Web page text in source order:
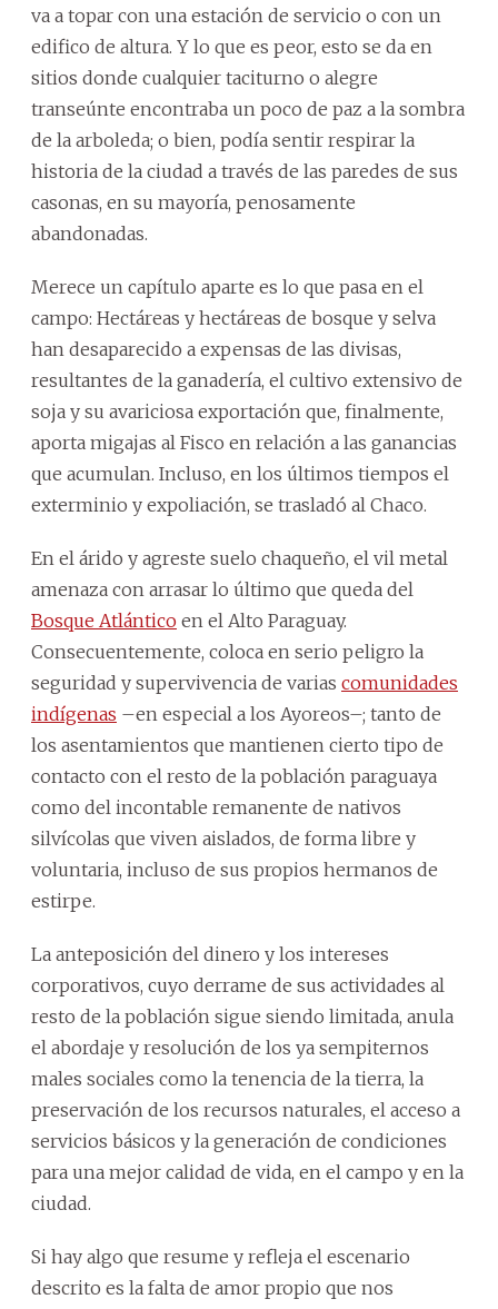
va a topar con una estación de servicio o con un
edifico de altura. Y lo que es peor, esto se da en
sitios donde cualquier taciturno o alegre
transeúnte encontraba un poco de paz a la sombra
de la arboleda; o bien, podía sentir respirar la
historia de la ciudad a través de las paredes de sus
casonas, en su mayoría, penosamente
abandonadas.
Merece un capítulo aparte es lo que pasa en el
campo: Hectáreas y hectáreas de bosque y selva
han desaparecido a expensas de las divisas,
resultantes de la ganadería, el cultivo extensivo de
soja y su avariciosa exportación que, finalmente,
aporta migajas al Fisco en relación a las ganancias
que acumulan. Incluso, en los últimos tiempos el
exterminio y expoliación, se trasladó al Chaco.
En el árido y agreste suelo chaqueño, el vil metal
amenaza con arrasar lo último que queda del
Bosque Atlántico en el Alto Paraguay.
Consecuentemente, coloca en serio peligro la
seguridad y supervivencia de varias comunidades
indígenas –en especial a los Ayoreos–; tanto de
los asentamientos que mantienen cierto tipo de
contacto con el resto de la población paraguaya
como del incontable remanente de nativos
silvícolas que viven aislados, de forma libre y
voluntaria, incluso de sus propios hermanos de
estirpe.
La anteposición del dinero y los intereses
corporativos, cuyo derrame de sus actividades al
resto de la población sigue siendo limitada, anula
el abordaje y resolución de los ya sempiternos
males sociales como la tenencia de la tierra, la
preservación de los recursos naturales, el acceso a
servicios básicos y la generación de condiciones
para una mejor calidad de vida, en el campo y en la
ciudad.
Si hay algo que resume y refleja el escenario
descrito es la falta de amor propio que nos